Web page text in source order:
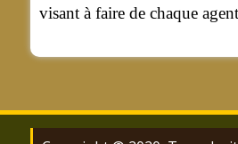
visant à faire de chaque